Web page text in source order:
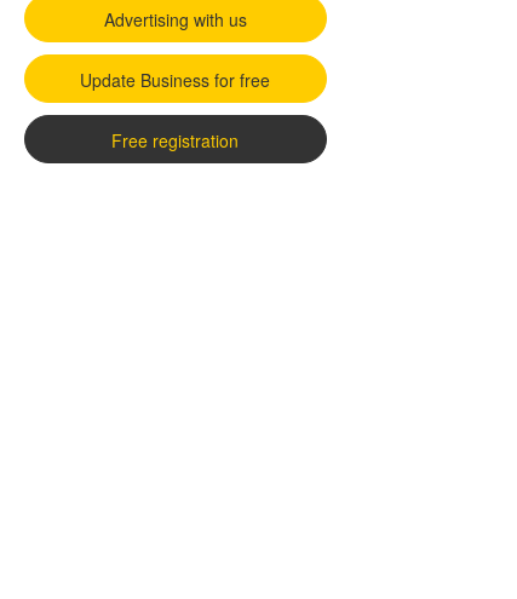
Advertising with us
Update Business for free
Free registration